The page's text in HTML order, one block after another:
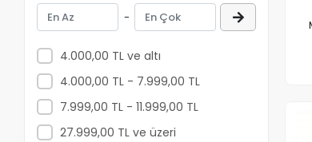
-
4.000,00 TL ve altı
4.000,00 TL - 7.999,00 TL
7.999,00 TL - 11.999,00 TL
27.999,00 TL ve üzeri